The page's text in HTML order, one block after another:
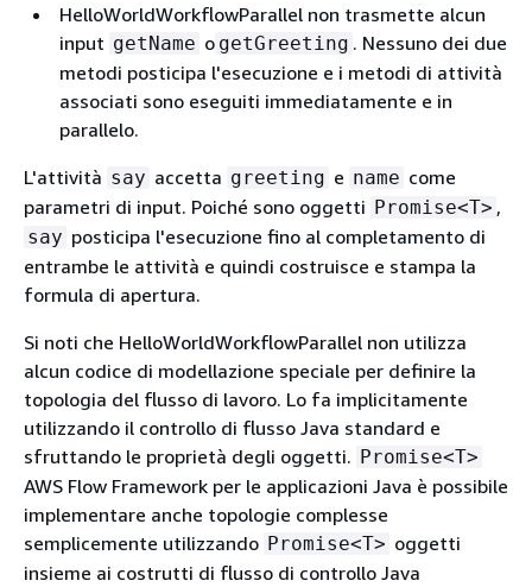
HelloWorldWorkflowParallel non trasmette alcun
input getName o getGreeting . Nessuno dei due
metodi posticipa l'esecuzione e i metodi di attività
associati sono eseguiti immediatamente e in
parallelo.
L'attività say accetta greeting e name come
parametri di input. Poiché sono oggetti Promise<T> ,
say posticipa l'esecuzione fino al completamento di
entrambe le attività e quindi costruisce e stampa la
formula di apertura.
Si noti che HelloWorldWorkflowParallel non utilizza
alcun codice di modellazione speciale per definire la
topologia del flusso di lavoro. Lo fa implicitamente
utilizzando il controllo di flusso Java standard e
sfruttando le proprietà degli oggetti. Promise<T>
AWS Flow Framework per le applicazioni Java è possibile
implementare anche topologie complesse
semplicemente utilizzando Promise<T> oggetti
insieme ai costrutti di flusso di controllo Java